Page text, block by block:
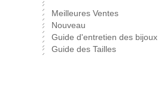
Meilleures Ventes
Nouveau
Guide d'entretien des bijoux
Guide des Tailles